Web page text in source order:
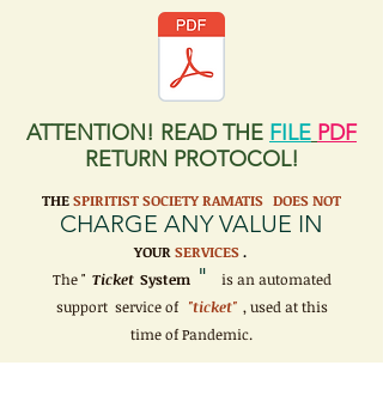
ATTENTION! READ THE FILE PDF
RETURN PROTOCOL!
THESPIRITIST SOCIETY RAMATIS DOES NOT
CHARGE ANY VALUE IN
YOUR SERVICES.
The " Ticket System"
is an automated
support service of "ticket" , used at this
time of Pandemic.